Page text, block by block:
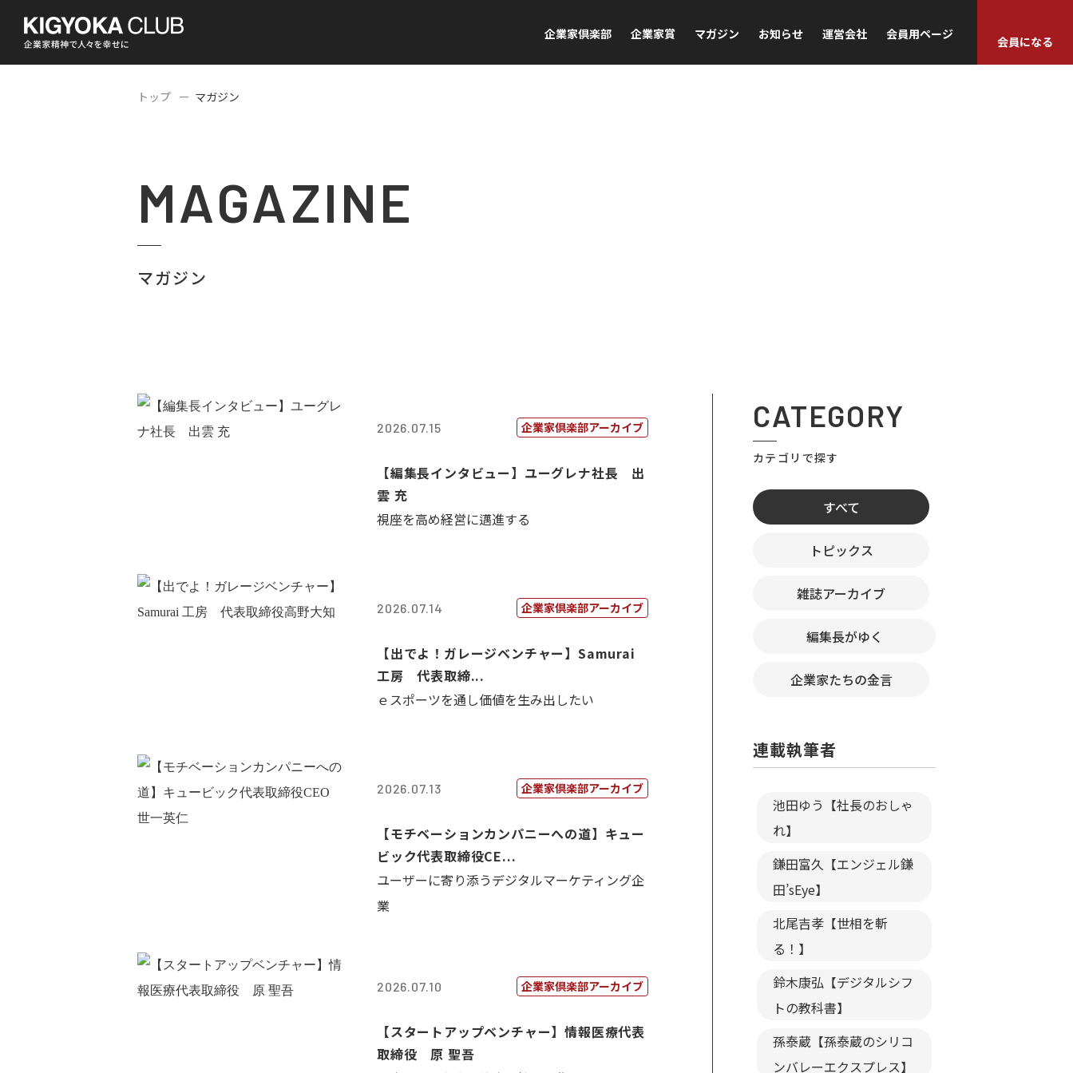
企業家倶楽部 企業家賞 マガジン お知らせ 運営会社 会員用ページ
会員になる
トップ マガジン
MAGAZINE
マガジン
2026.07.15 企業家倶楽部アーカイブ
【編集長インタビュー】ユーグレナ社長 出
雲 充
視座を高め経営に邁進する
2026.07.14 企業家倶楽部アーカイブ
【出でよ！ガレージベンチャー】Samurai
工房 代表取締...
ｅスポーツを通し価値を生み出したい
2026.07.13 企業家倶楽部アーカイブ
【モチベーションカンパニーへの道】キュー
ビック代表取締役CE...
ユーザーに寄り添うデジタルマーケティング企
業
2026.07.10 企業家倶楽部アーカイブ
【スタートアップベンチャー】情報医療代表
取締役 原 聖吾
CATEGORY
カテゴリで探す
すべて
トピックス
雑誌アーカイブ
編集長がゆく
企業家たちの金言
連載執筆者
池田ゆう【社長のおしゃ
れ】
鎌田富久【エンジェル鎌
田’sEye】
北尾吉孝【世相を斬
る！】
鈴木康弘【デジタルシフ
トの教科書】
孫泰蔵【孫泰蔵のシリコ
ンバレーエクスプレス】